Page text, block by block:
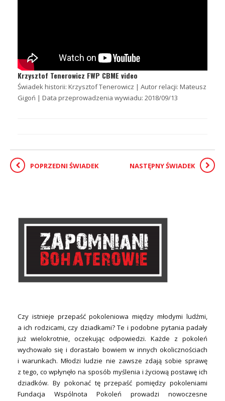
Krzysztof Tenerowicz FWP CBME video
Świadek historii: Krzysztof Tenerowicz | Autor relacji: Mateusz
Gigoń | Data przeprowadzenia wywiadu: 2018/09/13
POPRZEDNI ŚWIADEK NASTĘPNY ŚWIADEK
Czy istnieje przepaść pokoleniowa między młodymi ludźmi,
a ich rodzicami, czy dziadkami? Te i podobne pytania padały
już wielokrotnie, oczekując odpowiedzi. Każde z pokoleń
wychowało się i dorastało bowiem w innych okolicznościach
i warunkach. Młodzi ludzie nie zawsze zdają sobie sprawę
z tego, co wpłynęło na sposób myślenia i życiową postawę ich
dziadków. By pokonać tę przepaść pomiędzy pokoleniami
Fundacja Wspólnota Pokoleń prowadzi nowoczesne